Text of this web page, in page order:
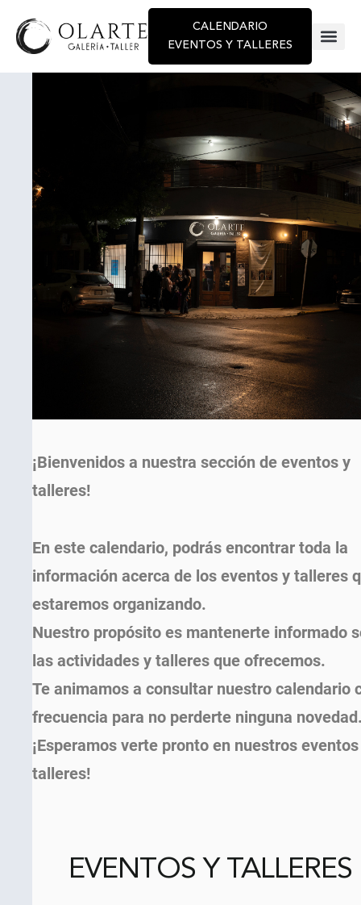
CALENDARIO
EVENTOS Y TALLERES
EVENTOS Y TALLERES
¡Bienvenidos a nuestra sección de eventos y
talleres!
En este calendario, podrás encontrar toda la
información acerca de los eventos y talleres
estaremos organizando.
Nuestro propósito es mantenerte informado
las actividades y talleres que ofrecemos.
Te animamos a consultar nuestro calendario
frecuencia para no perderte ninguna
¡Esperamos verte pronto en nuestros
talleres!